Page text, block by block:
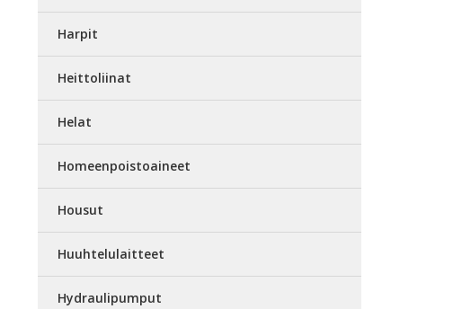
Harpit
Heittoliinat
Helat
Homeenpoistoaineet
Housut
Huuhtelulaitteet
Hydraulipumput